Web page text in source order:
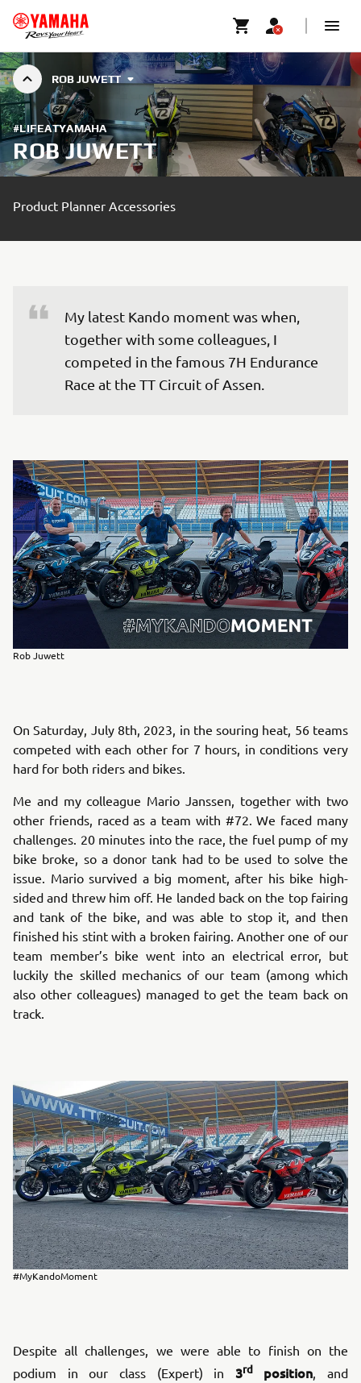
ROB JUWETT
#LIFEATYAMAHA
ROB JUWETT
Product Planner Accessories
My latest Kando moment was when,
together with some colleagues, I
competed in the famous 7H Endurance
Race at the TT Circuit of Assen.
Rob Juwett
On Saturday, July 8th, 2023, in the souring heat, 56 teams
competed with each other for 7 hours, in conditions very
hard for both riders and bikes.
Me and my colleague Mario Janssen, together with two
other friends, raced as a team with #72. We faced many
challenges. 20 minutes into the race, the fuel pump of my
bike broke, so a donor tank had to be used to solve the
issue. Mario survived a big moment, after his bike high-
sided and threw him off. He landed back on the top fairing
and tank of the bike, and was able to stop it, and then
finished his stint with a broken fairing. Another one of our
team member’s bike went into an electrical error, but
luckily the skilled mechanics of our team (among which
also other colleagues) managed to get the team back on
track.
#MyKandoMoment
Despite all challenges, we were able to finish on the
podium in our class (Expert) in 3rdposition, and